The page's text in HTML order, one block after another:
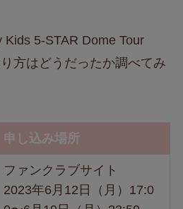
Kids 5-STAR Dome Tour
方はどうだったか調べてみ
申し込み場所
ファンクラブサイト
2023年6月12日（月）17:0